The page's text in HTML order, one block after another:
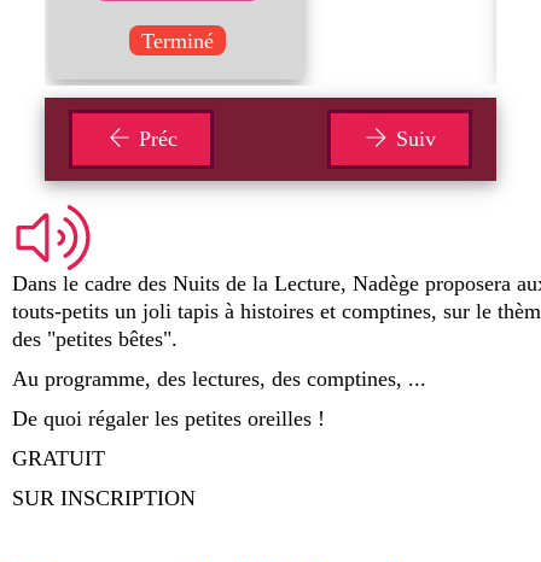
Terminé
Préc Suiv
Dans le cadre des Nuits de la Lecture, Nadège proposera
touts-petits un joli tapis à histoires et comptines, sur le
des "petites bêtes".
Au programme, des lectures, des comptines, ...
De quoi régaler les petites oreilles !
GRATUIT
SUR INSCRIPTION